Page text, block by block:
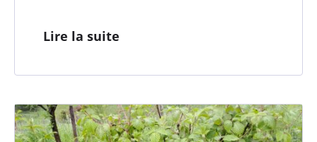
Lire la suite
Collectivités& territoires